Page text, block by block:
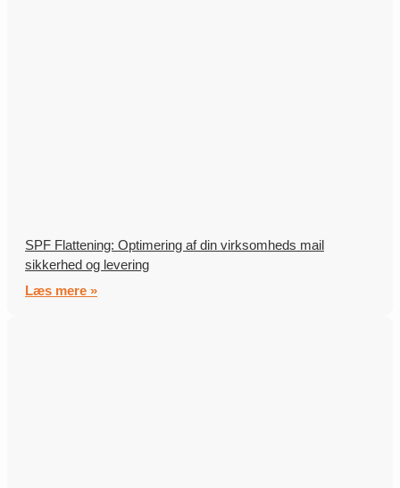
SPF Flattening: Optimering af din virksomheds mail
sikkerhed og levering
Læs mere »